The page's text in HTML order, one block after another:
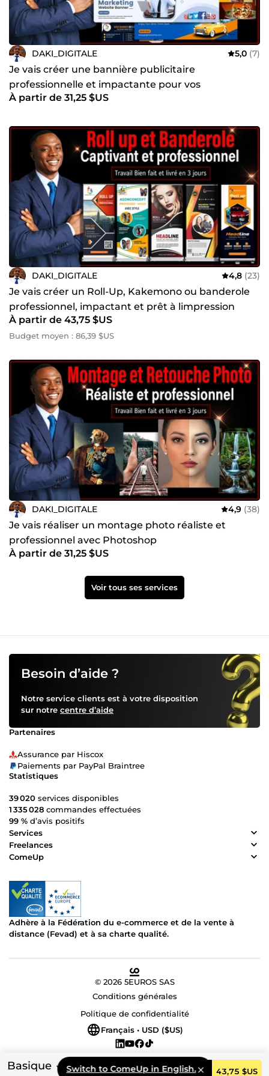
Basique Commander 43,75 $US
DAKI_DIGITALE 5,0 (7)
Je vais créer une bannière publicitaire
professionnelle et impactante pour vos
campagnes
À partir de 31,25 $US
DAKI_DIGITALE 4,8 (23)
Je vais créer un Roll-Up, Kakemono ou banderole
professionnel, impactant et prêt à limpression
À partir de 43,75 $US
Budget moyen : 86,39 $US
DAKI_DIGITALE 4,9 (38)
Je vais réaliser un montage photo réaliste et
professionnel avec Photoshop
À partir de 31,25 $US
Voir tous ses services
Switch to ComeUp in English.
Besoin d’aide ?
Notre service clients est à votre disposition
sur notre centre d’aide
Partenaires
Assurance par Hiscox
Paiements par PayPal Braintree
Statistiques
39 020 services disponibles
1 335 028 commandes effectuées
99 % d’avis positifs
Services
Freelances
ComeUp
Adhère à la Fédération du e-commerce et de la vente à
distance (Fevad) et à sa charte qualité.
© 2026 5EUROS SAS
Conditions générales
Politique de confidentialité
Français • USD ($US)